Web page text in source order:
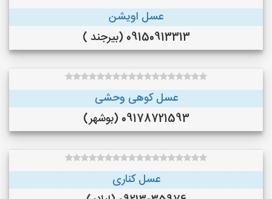
عسل اویشن
09150913313 (بیرجند )
عسل کوهی وحشی
09178721593 (بوشهر)
عسل کناری